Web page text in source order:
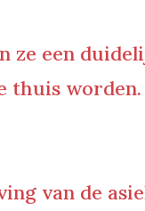
een
thuis worden.
van de